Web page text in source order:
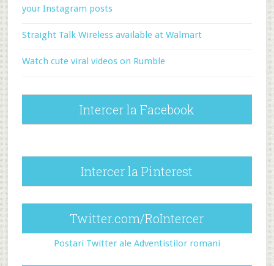
your Instagram posts
Straight Talk Wireless available at Walmart
Watch cute viral videos on Rumble
Intercer la Facebook
Intercer la Pinterest
Twitter.com/RoIntercer
Postari Twitter ale Adventistilor romani